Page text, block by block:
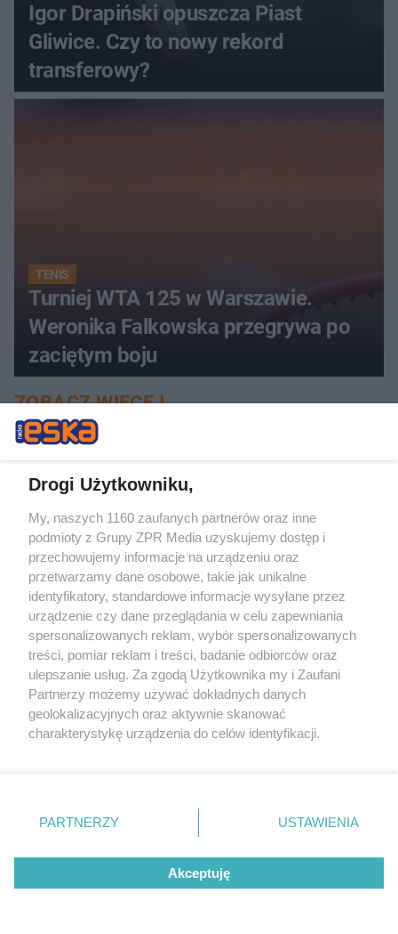
Igor Drapiński opuszcza Piast
Gliwice. Czy to nowy rekord
transferowy?
TENIS
Turniej WTA 125 w Warszawie.
Weronika Falkowska przegrywa po
zaciętym boju
ZOBACZ WIĘCEJ
Drogi Użytkowniku,
My, naszych 1160 zaufanych partnerów oraz inne
podmioty z Grupy ZPR Media uzyskujemy dostęp i
przechowujemy informacje na urządzeniu oraz
przetwarzamy dane osobowe, takie jak unikalne
identyfikatory, standardowe informacje wysyłane przez
urządzenie czy dane przeglądania w celu zapewniania
spersonalizowanych reklam, wybór spersonalizowanych
treści, pomiar reklam i treści, badanie odbiorców oraz
ulepszanie usług. Za zgodą Użytkownika my i Zaufani
Partnerzy możemy używać dokładnych danych
geolokalizacyjnych oraz aktywnie skanować
charakterystykę urządzenia do celów identyfikacji.
zmienić/wycofać klikając przycisk ustawień prywatności
znajdujący się w lewym dolnym rogu strony
rodzaje przetwarzania danych nie wymagają zgody
użytkownika, ale masz prawo sprzeciwić się takiemu
przetwarzaniu. Preferencje będą miały zastosowanie tylko
PARTNERZY USTAWIENIA
Akceptuję